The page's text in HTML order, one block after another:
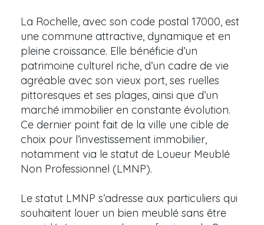
La Rochelle, avec son code postal 17000, est
une commune attractive, dynamique et en
pleine croissance. Elle bénéficie d’un
patrimoine culturel riche, d’un cadre de vie
agréable avec son vieux port, ses ruelles
pittoresques et ses plages, ainsi que d’un
marché immobilier en constante évolution.
Ce dernier point fait de la ville une cible de
choix pour l’investissement immobilier,
notamment via le statut de Loueur Meublé
Non Professionnel (LMNP).
Le statut LMNP s’adresse aux particuliers qui
souhaitent louer un bien meublé sans être